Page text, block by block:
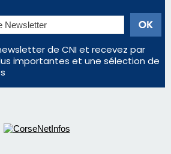
© 2026 corsenetinfos